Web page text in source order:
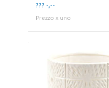
??? -,--
Prezzo x uno